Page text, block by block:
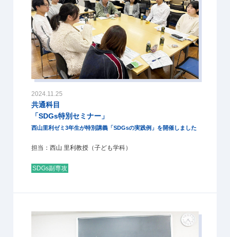
2024.11.25
共通科目
「SDGs特別セミナー」
西山里利ゼミ3年生が特別講義「SDGsの実践例」を開催しました
担当：西山 里利教授（子ども学科）
SDGs副専攻